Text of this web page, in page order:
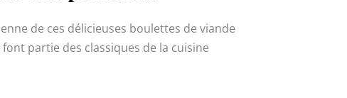
de ces délicieuses boulettes de viande
partie des classiques de la cuisine